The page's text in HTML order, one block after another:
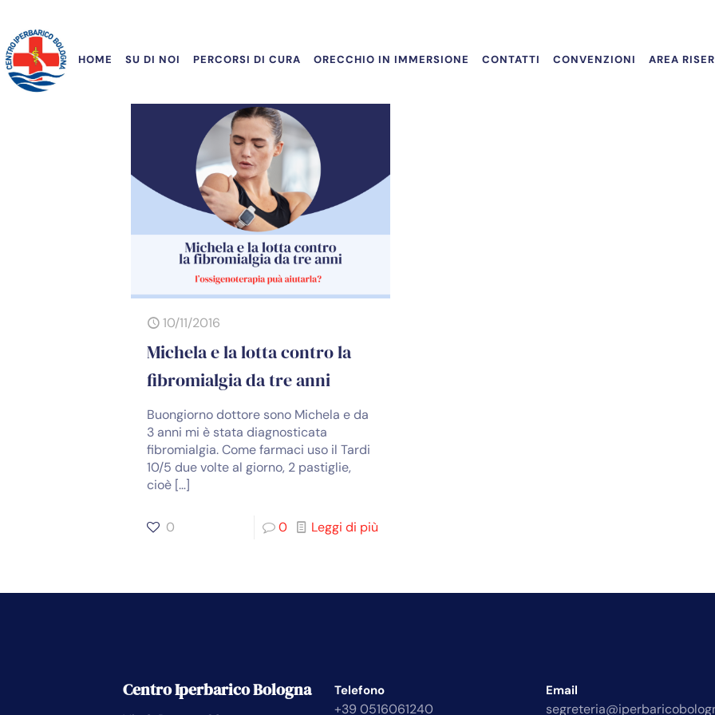
HOME SU DI NOI PERCORSI DI CURA ORECCHIO IN IMMERSIONE CONTATTI CONVENZIONI AREA
10/11/2016
Michela e la lotta contro la
fibromialgia da tre anni
Buongiorno dottore sono Michela e da
3 anni mi è stata diagnosticata
fibromialgia. Come farmaci uso il Tardi
10/5 due volte al giorno, 2 pastiglie,
cioè […]
0 0 Leggi di più
Centro Iperbarico Bologna Telefono
+39 0516061240
Email